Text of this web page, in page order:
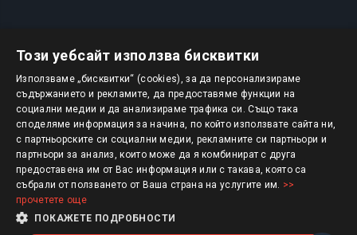
БЮЛЕТИН
АБОНИРАНЕ
Авторско право © 2025 HERMESBOOKS.BG
1 EUR = 1.95583 BGN
Този уебсайт използва бисквитки
Използваме „бисквитки“ (cookies), за да персонализираме
съдържанието и рекламите, да предоставяме функции на
социални медии и да анализираме трафика си. Също така
споделяме информация за начина, по който използвате сайта ни,
с партньорските си социални медии, рекламните си партньори и
партньори за анализ, които може да я комбинират с друга
предоставена им от Вас информация или с такава, която са
събрали от ползването от Ваша страна на услугите им. >>
прочетете още
ПОКАЖЕТЕ ПОДРОБНОСТИ